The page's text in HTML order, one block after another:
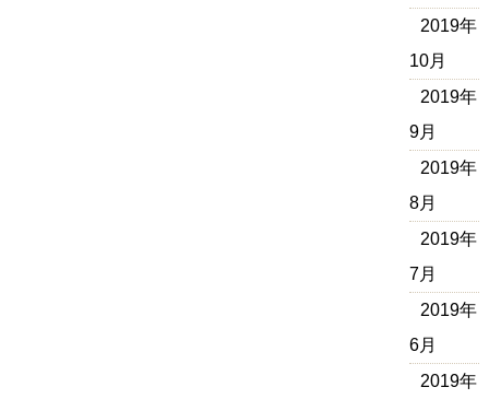
2019年
10月
2019年
9月
2019年
8月
2019年
7月
2019年
6月
2019年